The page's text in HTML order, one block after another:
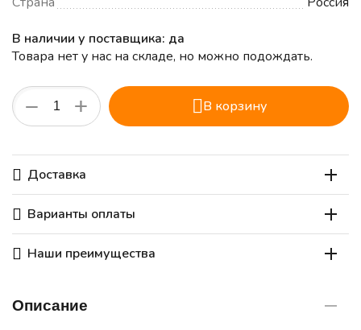
В наличии у поставщика: да
Товара нет у нас на складе, но можно подождать.
+
− В корзину
Доставка
Варианты оплаты
Наши преимущества
Описание